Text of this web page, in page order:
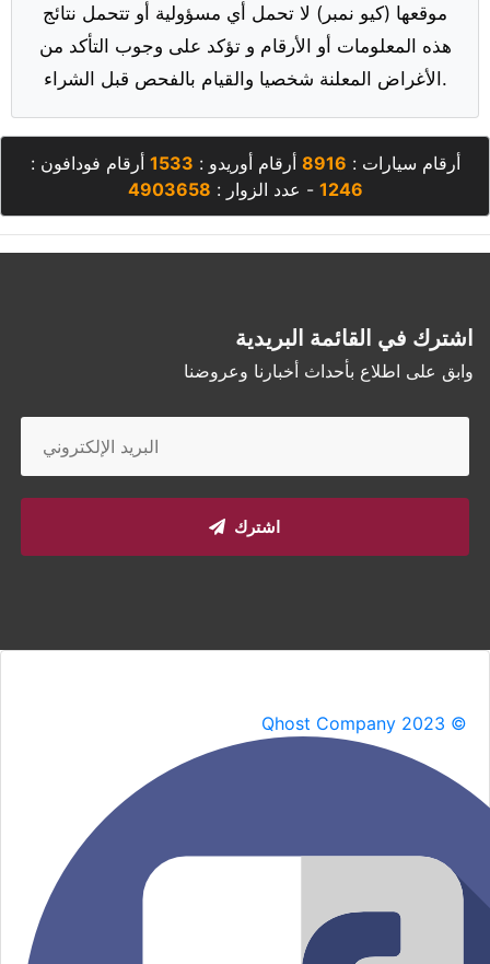
موقعها (كيو نمبر) لا تحمل أي مسؤولية أو تتحمل نتائج
هذه المعلومات أو الأرقام و تؤكد على وجوب التأكد من
الأغراض المعلنة شخصيا والقيام بالفحص قبل الشراء.
أرقام سيارات : 8916 أرقام أوريدو : 1533 أرقام فودافون :
1246 - عدد الزوار : 4903658
اشترك في القائمة البريدية
وابق على اطلاع بأحداث أخبارنا وعروضنا
اشترك
Qhost Company 2023 ©